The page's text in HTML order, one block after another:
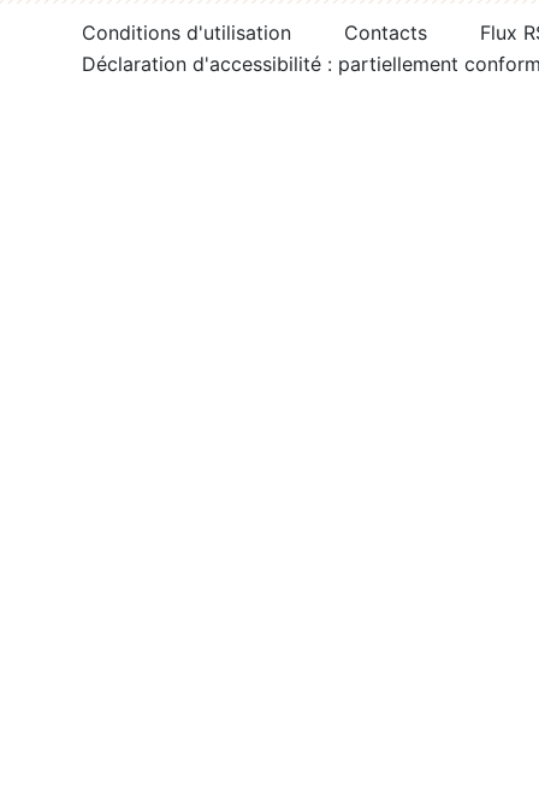
Conditions d'utilisation Contacts
Flux
Déclaration d'accessibilité : partiellement